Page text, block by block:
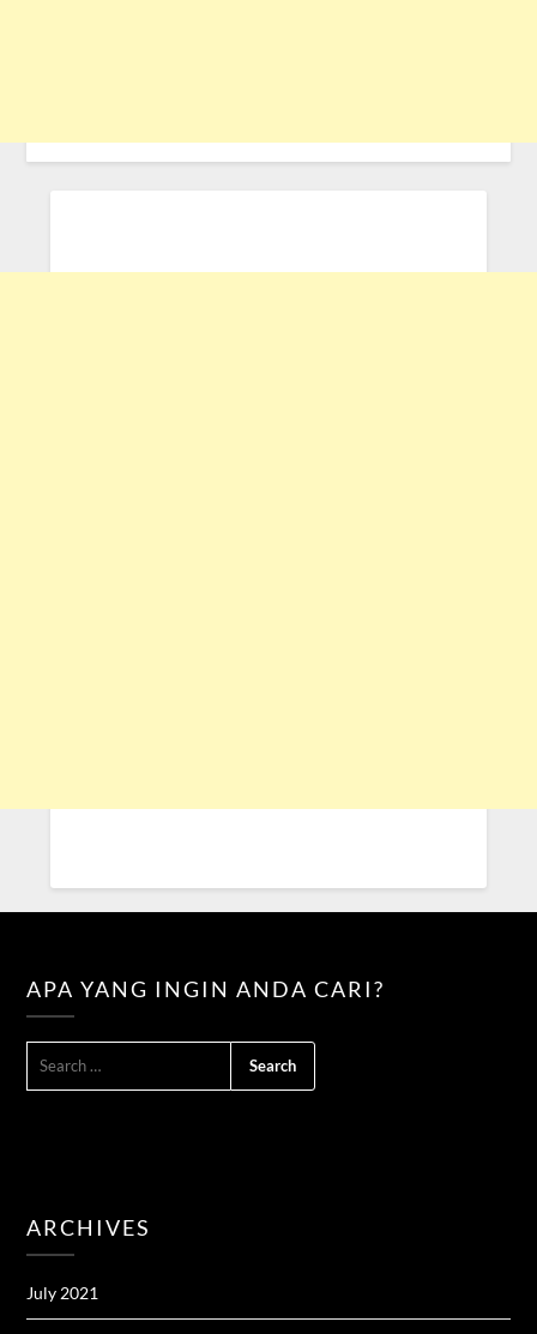
APA YANG INGIN ANDA CARI?
ARCHIVES
July 2021